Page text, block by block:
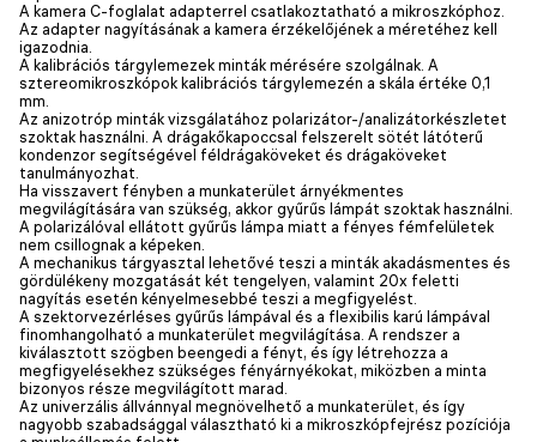
A kamera C-foglalat adapterrel csatlakoztatható a mikroszkóphoz.
Az adapter nagyításának a kamera érzékelőjének a méretéhez kell
igazodnia.
A kalibrációs tárgylemezek minták mérésére szolgálnak. A
sztereomikroszkópok kalibrációs tárgylemezén a skála értéke 0,1
mm.
Az anizotróp minták vizsgálatához polarizátor-/analizátorkészletet
szoktak használni. A drágakőkapoccsal felszerelt sötét látóterű
kondenzor segítségével féldrágaköveket és drágaköveket
tanulmányozhat.
Ha visszavert fényben a munkaterület árnyékmentes
megvilágítására van szükség, akkor gyűrűs lámpát szoktak használni.
A polarizálóval ellátott gyűrűs lámpa miatt a fényes fémfelületek
nem csillognak a képeken.
A mechanikus tárgyasztal lehetővé teszi a minták akadásmentes és
gördülékeny mozgatását két tengelyen, valamint 20x feletti
nagyítás esetén kényelmesebbé teszi a megfigyelést.
A szektorvezérléses gyűrűs lámpával és a flexibilis karú lámpával
finomhangolható a munkaterület megvilágítása. A rendszer a
kiválasztott szögben beengedi a fényt, és így létrehozza a
megfigyelésekhez szükséges fényárnyékokat, miközben a minta
bizonyos része megvilágított marad.
Az univerzális állvánnyal megnövelhető a munkaterület, és így
nagyobb szabadsággal választható ki a mikroszkópfejrész pozíciója